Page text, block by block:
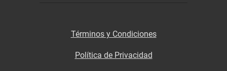
Términos y Condiciones
Política de Privacidad